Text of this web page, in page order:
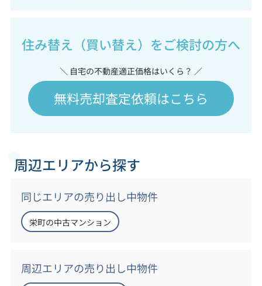
住み替え（買い替え）をご検討の方へ
＼ 自宅の不動産適正価格はいくら？ ／
無料売却査定依頼はこちら
周辺エリアから探す
同じエリアの売り出し中物件
栄町の中古マンション
周辺エリアの売り出し中物件